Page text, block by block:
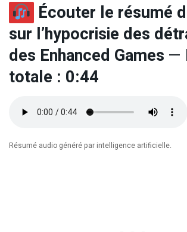
Écouter le résumé
sur l’hypocrisie des
des Enhanced Games —
totale : 0:44
Résumé audio généré par intelligence artificielle.